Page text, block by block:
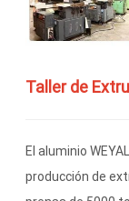
Taller de
El aluminio
producción de